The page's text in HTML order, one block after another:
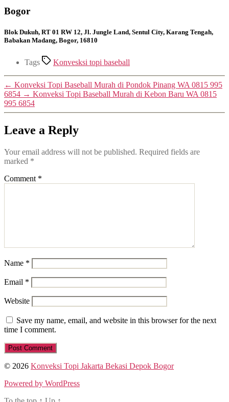
Bogor
Blok Dukuh, RT 01 RW 12, Jl. Jungle Land, Sentul City, Karang Tengah,
Babakan Madang, Bogor, 16810
Tags Konvesksi topi baseball
← Konveksi Topi Baseball Murah di Pondok Pinang WA 0815 995
6854 → Konveksi Topi Baseball Murah di Kebon Baru WA 0815
995 6854
Leave a Reply
Your email address will not be published. Required fields are
marked *
Comment *
Name *
Email *
Website
Save my name, email, and website in this browser for the next
time I comment.
© 2026 Konveksi Topi Jakarta Bekasi Depok Bogor
Powered by WordPress